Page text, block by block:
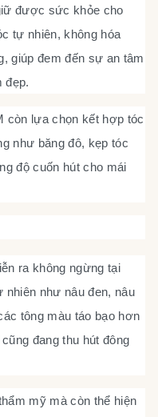
được sức khỏe cho
tự nhiên, không hóa
giúp đem đến sự an tâm
đẹp.
còn lựa chọn kết hợp tóc
như băng đô, kẹp tóc
độ cuốn hút cho mái
ra không ngừng tại
nhiên như nâu đen, nâu
tông màu táo bạo hơn
đang thu hút đông
mỹ mà còn thể hiện